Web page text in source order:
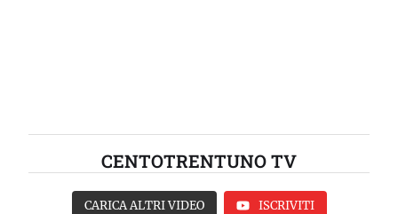
CENTOTRENTUNO TV
CARICA ALTRI VIDEO ISCRIVITI